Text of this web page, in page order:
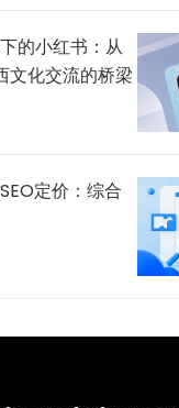
的小红书：从
文化交流的桥梁
定价：综合